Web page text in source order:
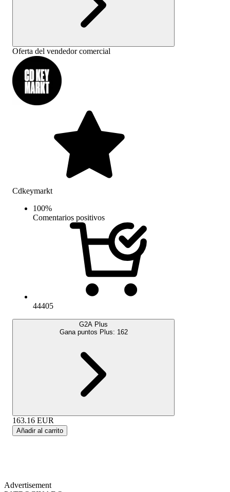
Oferta del vendedor comercial
Cdkeymarkt
100%
Comentarios positivos
44405
G2A Plus
Gana puntos Plus: 162
163.16 EUR
Añadir al carrito
Advertisement